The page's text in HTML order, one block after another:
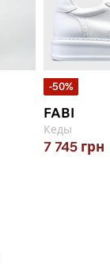
-50%
FABI
Кеды
7 745 грн